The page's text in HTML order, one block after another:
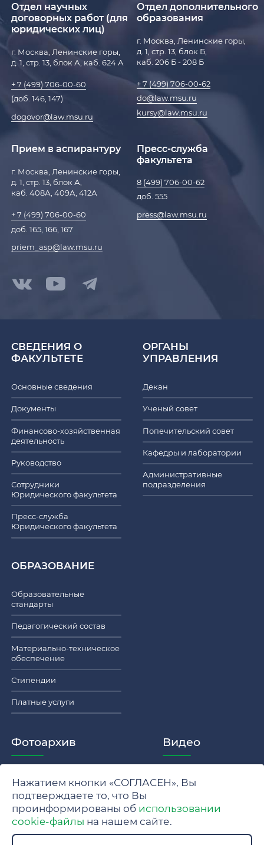
Отдел научных
договорных работ (для
юридических лиц)
г. Москва, Ленинские горы,
д. 1, стр. 13, блок А, каб. 624 А
+ 7 (499) 706-00-60
(доб. 146, 147)
dogovor@law.msu.ru
Отдел дополнительного
образования
г. Москва, Ленинские горы,
д. 1, стр. 13, блок Б,
каб. 206 Б - 208 Б
+ 7 (499) 706-00-62
do@law.msu.ru
kursy@law.msu.ru
Прием в аспирантуру
г. Москва, Ленинские горы,
д. 1, стр. 13, блок А,
каб. 408А, 409А, 412А
+ 7 (499) 706-00-60
доб. 165, 166, 167
priem_asp@law.msu.ru
Пресс-служба
факультета
8 (499) 706-00-62
доб. 555
press@law.msu.ru
СВЕДЕНИЯ О
ФАКУЛЬТЕТЕ
Основные сведения
Документы
Финансово-хозяйственная
деятельность
Руководство
Сотрудники
Юридического факультета
Пресс-служба
Юридического факультета
ОРГАНЫ
УПРАВЛЕНИЯ
Декан
Ученый совет
Попечительский совет
Кафедры и лаборатории
Административные
подразделения
ОБРАЗОВАНИЕ
Образовательные
стандарты
Педагогический состав
Материально-техническое
обеспечение
Стипендии
Платные услуги
Фотоархив Видео
Политика обработки персональных данных МГУ
Положение об обработке и защите персональных данных
Нажатием кнопки «СОГЛАСЕН», Вы
подтверждаете то, что Вы
проинформированы об использовании
cookie-файлы на нашем сайте.